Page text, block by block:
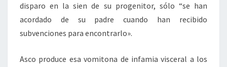
disparo en la sien de su progenitor, sólo “se han
acordado de su padre cuando han recibido
subvenciones para encontrarlo».
Asco produce esa vomitona de infamia visceral a los